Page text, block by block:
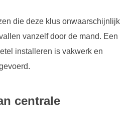
die deze klus onwaarschijnlijk
vanzelf door de mand. Een
installeren is vakwerk en
centrale